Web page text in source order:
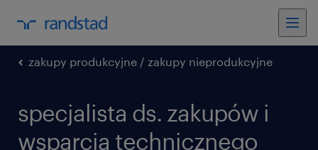
zakupy produkcyjne / zakupy nieprodukcyjne
specjalista ds. zakupów i
wsparcia technicznego